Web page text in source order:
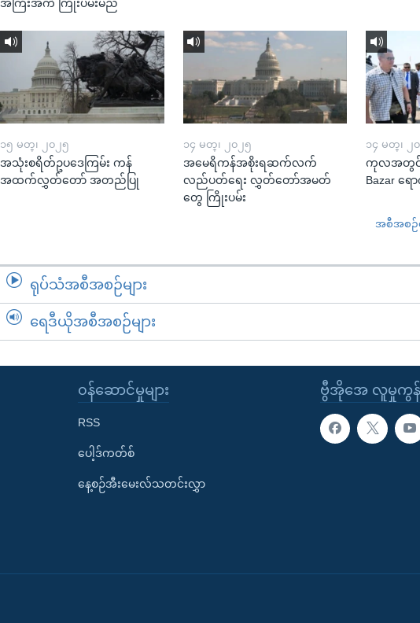
အကြီးအကဲ ကြိုးပမ်းမည်
၁၅ မတ္၊ ၂၀၂၅
အသုံးစရိတ်ဥပဒေကြမ်း ကန်
အထက်လွှတ်တော် အတည်ပြု
၁၄ မတ္၊ ၂၀၂၅
အမေရိကန်အစိုးရဆက်လက်
လည်ပတ်ရေး လွှတ်တော်အမတ်
တွေ ကြိုးပမ်း
၁၄ မတ္၊ ၂
ကုလအတွင်း
Bazar ရေ
အစီအစဉ်
ရုပ်သံအစီအစဉ်များ
ရေဒီယိုအစီအစဉ်များ
ဗွီအိုအေ လူမှုကွန်
၀န်ဆောင်မှုများ
RSS
ပေါ့ဒ်ကတ်စ်
နေ့စဉ်အီးမေးလ်သတင်းလွှာ